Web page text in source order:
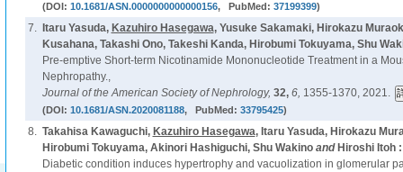
(DOI: 10.1681/ASN.0000000000000156, PubMed: 37199399)
7. Itaru Yasuda, Kazuhiro Hasegawa, Yusuke Sakamaki, Hirokazu
Kusahana, Takashi Ono, Takeshi Kanda, Hirobumi Tokuyama, Shu
Pre-emptive Short-term Nicotinamide Mononucleotide Treatment in a
Nephropathy.,
Journal of the American Society of Nephrology, 32, 6, 1355-1370, 2021.
(DOI: 10.1681/ASN.2020081188, PubMed: 33795425)
8. Takahisa Kawaguchi, Kazuhiro Hasegawa, Itaru Yasuda, Hirokazu
Hirobumi Tokuyama, Akinori Hashiguchi, Shu Wakinoand Hiroshi Itoh :
Diabetic condition induces hypertrophy and vacuolization in glomerular